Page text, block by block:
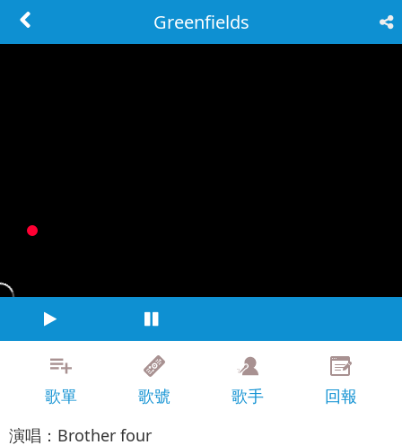
Greenfields
歌單 歌號 歌手
回報
演唱：Brother four